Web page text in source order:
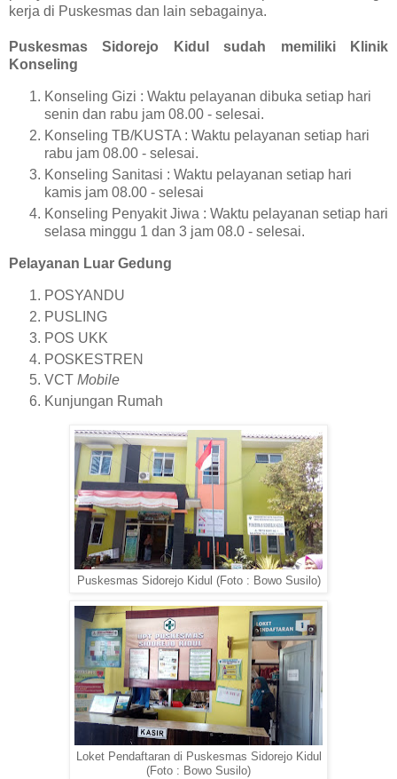
kerja di Puskesmas dan lain sebagainya.
Puskesmas Sidorejo Kidul sudah memiliki Klinik
Konseling
Konseling Gizi : Waktu pelayanan dibuka setiap hari
senin dan rabu jam 08.00 - selesai.
Konseling TB/KUSTA : Waktu pelayanan setiap hari
rabu jam 08.00 - selesai.
Konseling Sanitasi : Waktu pelayanan setiap hari
kamis jam 08.00 - selesai
Konseling Penyakit Jiwa : Waktu pelayanan setiap hari
selasa minggu 1 dan 3 jam 08.0 - selesai.
Pelayanan Luar Gedung
POSYANDU
PUSLING
POS UKK
POSKESTREN
VCT Mobile
Kunjungan Rumah
Puskesmas Sidorejo Kidul (Foto : Bowo Susilo)
Loket Pendaftaran di Puskesmas Sidorejo Kidul
(Foto : Bowo Susilo)